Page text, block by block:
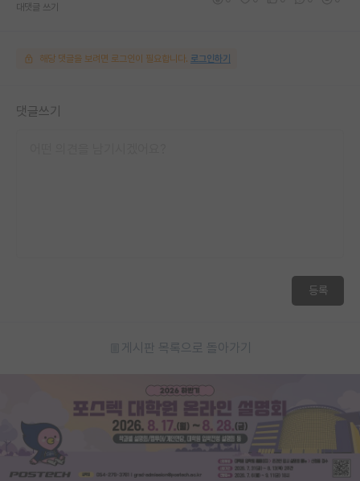
대댓글 쓰기
해당 댓글을 보려면 로그인이 필요합니다. 로그인하기
댓글쓰기
등록
게시판 목록으로 돌아가기